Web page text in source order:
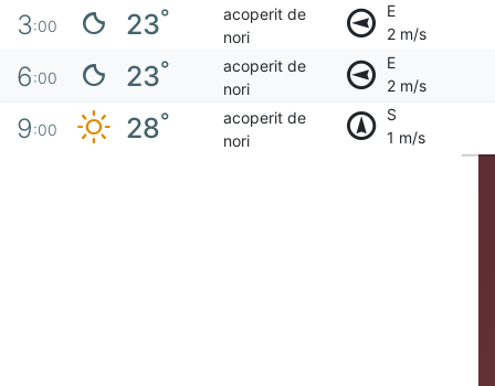
3:00 23°
acoperit de
nori
E
2 m/s
6:00 23°
acoperit de
nori
E
2 m/s
9:00 28°
acoperit de
nori
S
1 m/s